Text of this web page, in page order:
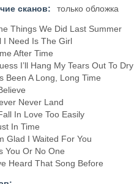
сканов:
только обложка
Things We Did Last Summer
I Need Is The Girl
After Time
I’ll Hang My Tears Out To Dry
Been A Long, Long Time
Never Land
In Love Too Easily
In Time
Glad I Waited For You
You Or No One
Heard That Song Before